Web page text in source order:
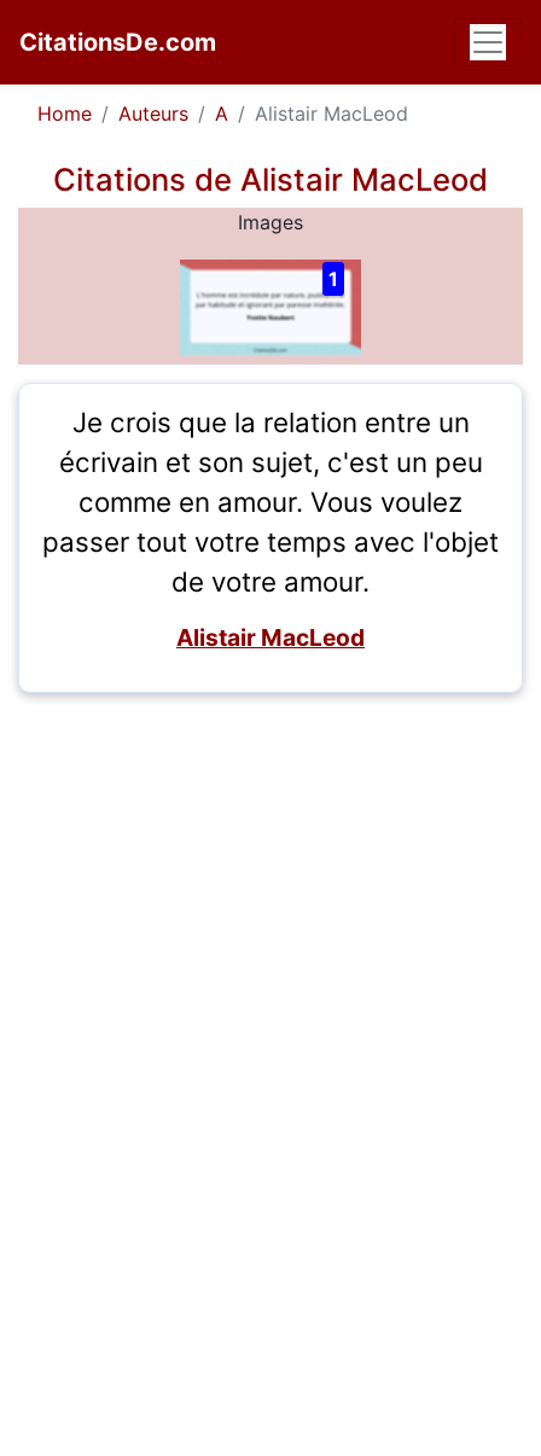
CitationsDe.com
Home Auteurs A Alistair MacLeod
Citations de Alistair MacLeod
Images
1
Je crois que la relation entre un
écrivain et son sujet, c'est un peu
comme en amour. Vous voulez
passer tout votre temps avec l'objet
de votre amour.
Alistair MacLeod